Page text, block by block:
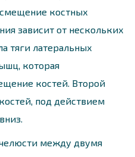
костных
зависит от нескольких
тяги латеральных
которая
костей. Второй
под действием
между двумя